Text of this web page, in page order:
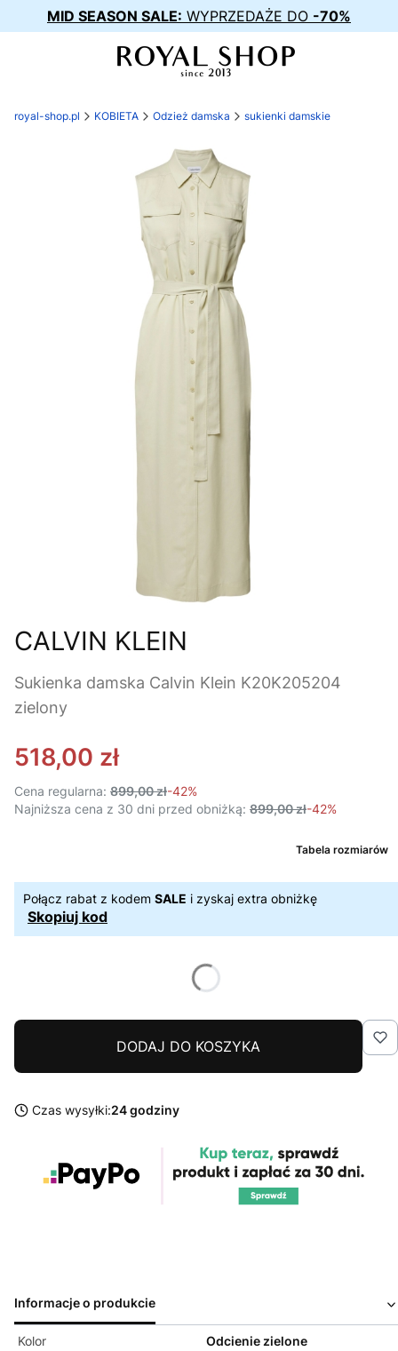
MID SEASON SALE: WYPRZEDAŻE DO -70%
royal-shop.pl KOBIETA Odzież damska sukienki damskie
CALVIN KLEIN
Sukienka damska Calvin Klein K20K205204
zielony
518,00 zł
Cena regularna: 899,00 zł-42%
Najniższa cena z 30 dni przed obniżką: 899,00 zł-42%
Tabela rozmiarów
Połącz rabat z kodem SALE i zyskaj extra obniżkę
Skopiuj kod
DODAJ DO KOSZYKA
Czas wysyłki:24 godziny
Informacje o produkcie
Kolor Odcienie zielone